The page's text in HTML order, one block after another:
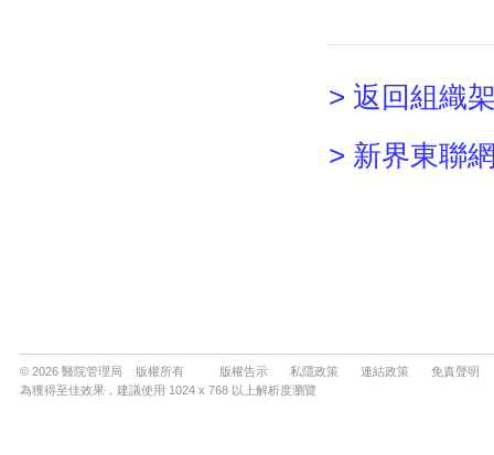
© 2026 醫院管理局 版權所有 版權告示 私隱政策 連結政策
免責聲明
為獲得至佳效果，建議使用 1024 x 768 以上解析度瀏覽